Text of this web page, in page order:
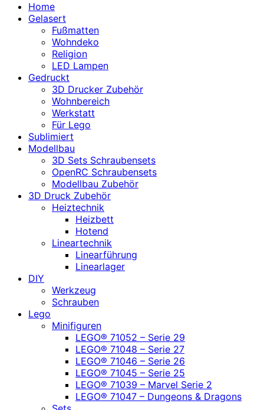
Home
Gelasert
Fußmatten
Wohndeko
Religion
LED Lampen
Gedruckt
3D Drucker Zubehör
Wohnbereich
Werkstatt
Für Lego
Sublimiert
Modellbau
3D Sets Schraubensets
OpenRC Schraubensets
Modellbau Zubehör
3D Druck Zubehör
Heiztechnik
Heizbett
Hotend
Lineartechnik
Linearführung
Linearlager
DIY
Werkzeug
Schrauben
Lego
Minifiguren
LEGO® 71052 – Serie 29
LEGO® 71048 – Serie 27
LEGO® 71046 – Serie 26
LEGO® 71045 – Serie 25
LEGO® 71039 – Marvel Serie 2
LEGO® 71047 – Dungeons & Dragons